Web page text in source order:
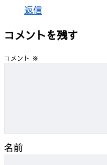
返信
コメントを残す
コメント ※
名前